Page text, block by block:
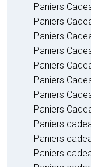
Paniers
Paniers
Paniers
Paniers
Paniers
Paniers
Paniers
Paniers
Paniers
Paniers
Paniers